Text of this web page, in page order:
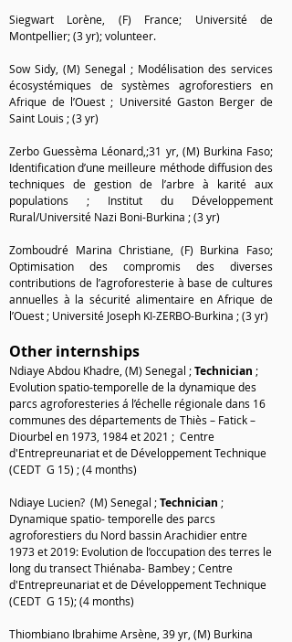
Siegwart Lorène, (F) France; Université de
Montpellier; (3 yr); volunteer.
Sow Sidy, (M) Senegal ; Modélisation des services
écosystémiques de systèmes agroforestiers en
Afrique de l’Ouest ; Université Gaston Berger de
Saint Louis ;(3 yr)
Zerbo Guessèma Léonard,;31 yr, (M) Burkina Faso;
Identification d’une meilleure méthode diffusion des
techniques de gestion de l’arbre à karité aux
populations ; Institut du Développement
Rural/Université Nazi Boni-Burkina ; (3 yr)
Zomboudré Marina Christiane, (F) Burkina Faso;
Optimisation des compromis des diverses
contributions de l’agroforesterie à base de cultures
annuelles à la sécurité alimentaire en Afrique de
l’Ouest ; Université Joseph KI-ZERBO-Burkina ; (3 yr)
Other internships
Ndiaye Abdou Khadre, (M) Senegal ;Technician ;
Evolution spatio-temporelle de la dynamique des
parcs agroforesteries á l’échelle régionale dans 16
communes des départements de Thiès – Fatick –
Diourbel en 1973, 1984 et 2021 ; Centre
d'Entrepreunariat et de Développement Technique
(CEDT G 15) ; (4 months)
Ndiaye Lucien? (M) Senegal ;Technician ;
Dynamique spatio- temporelle des parcs
agroforestiers du Nord bassin Arachidier entre
1973 et 2019: Evolution de l’occupation des terres le
long du transect Thiénaba- Bambey ; Centre
d'Entrepreunariat et de Développement Technique
(CEDT G 15); (4 months)
Thiombiano Ibrahime Arsène, 39 yr, (M) Burkina